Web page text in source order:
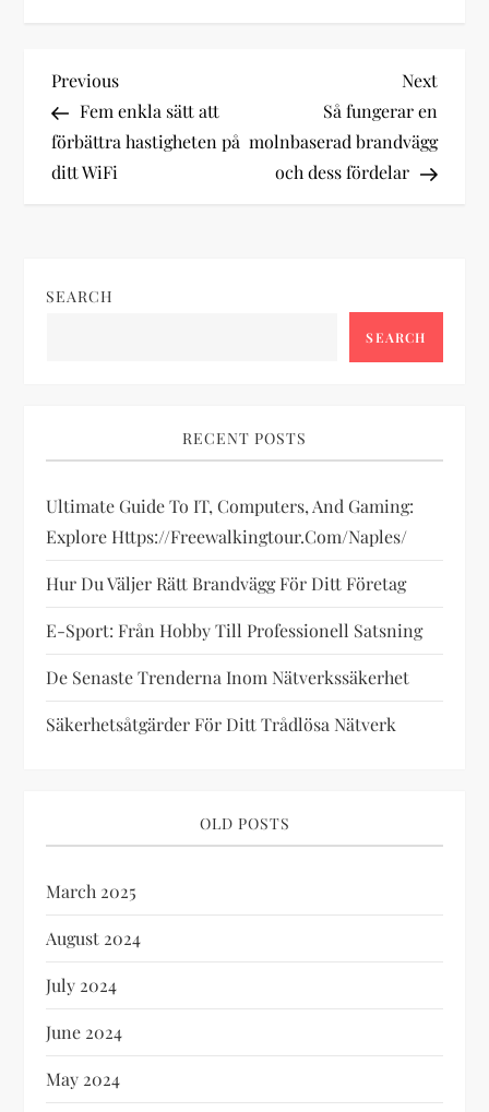
P
o
s
n
i
g
a
t
i
o
Previous
Post
Previous
Fem enkla sätt att
förbättra hastigheten på
ditt WiFi
Next
Post
Next
Så fungerar en
molnbaserad brandvägg
och dess fördelar
SEARCH
SEARCH
RECENT POSTS
Ultimate Guide To IT, Computers, And Gaming:
Explore Https://freewalkingtour.com/naples/
Hur Du Väljer Rätt Brandvägg För Ditt Företag
E-Sport: Från Hobby Till Professionell Satsning
De Senaste Trenderna Inom Nätverkssäkerhet
Säkerhetsåtgärder För Ditt Trådlösa Nätverk
OLD POSTS
March 2025
August 2024
July 2024
June 2024
May 2024